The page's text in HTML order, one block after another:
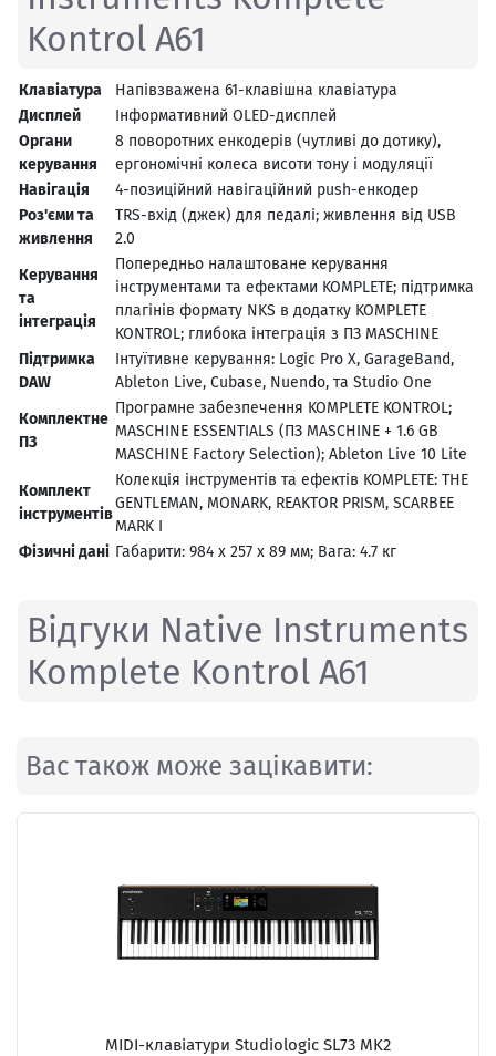
Kontrol A61
Клавіатура
Напівзважена 61-клавішна клавіатура
Дисплей
Інформативний OLED-дисплей
Органи
керування
8 поворотних енкодерів (чутливі до дотику),
ергономічні колеса висоти тону і модуляції
Навігація
4-позиційний навігаційний push-енкодер
Роз'єми та
живлення
TRS-вхід (джек) для педалі; живлення від USB
2.0
Керування
та
інтеграція
Попередньо налаштоване керування
інструментами та ефектами KOMPLETE; підтримка
плагінів формату NKS в додатку KOMPLETE
KONTROL; глибока інтеграція з ПЗ MASCHINE
Підтримка
DAW
Інтуїтивне керування: Logic Pro X, GarageBand,
Ableton Live, Cubase, Nuendo, та Studio One
Комплектне
ПЗ
Програмне забезпечення KOMPLETE KONTROL;
MASCHINE ESSENTIALS (ПЗ MASCHINE + 1.6 GB
MASCHINE Factory Selection); Ableton Live 10 Lite
Комплект
інструментів
Колекція інструментів та ефектів KOMPLETE: THE
GENTLEMAN, MONARK, REAKTOR PRISM, SCARBEE
MARK I
Фізичні дані Габарити: 984 x 257 x 89 мм; Вага: 4.7 кг
Відгуки Native Instruments
Komplete Kontrol A61
Вас також може зацікавити:
MIDI-клавіатури Studiologic SL73 MK2